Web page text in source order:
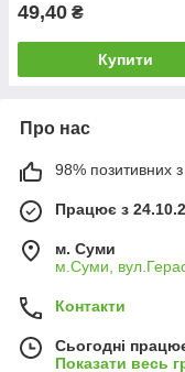
49,40 ₴
Купити
Про нас
98% позитивних з
Працює з
м. Суми
м.Суми,
Контакти
Сьогодні
Показати весь